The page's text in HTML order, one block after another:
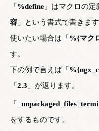
「 %define 」はマクロの定
容 」という書式で書きます
使いたい場合は「 %{マク
す。
下の例で言えば「
「 2.3 」が返ります。
「
をするものです。